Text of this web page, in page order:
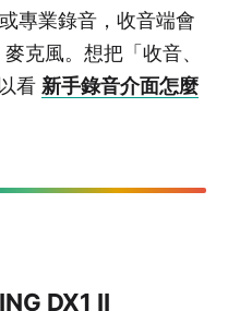
專業錄音，收音端會
克風。想把「收音、
看 新手錄音介面怎麼
DX1 II